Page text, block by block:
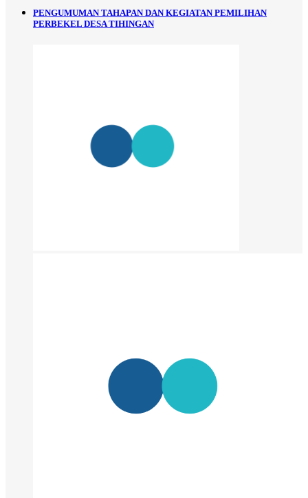
PENGUMUMAN TAHAPAN DAN KEGIATAN PEMILIHAN
PERBEKEL DESA TIHINGAN